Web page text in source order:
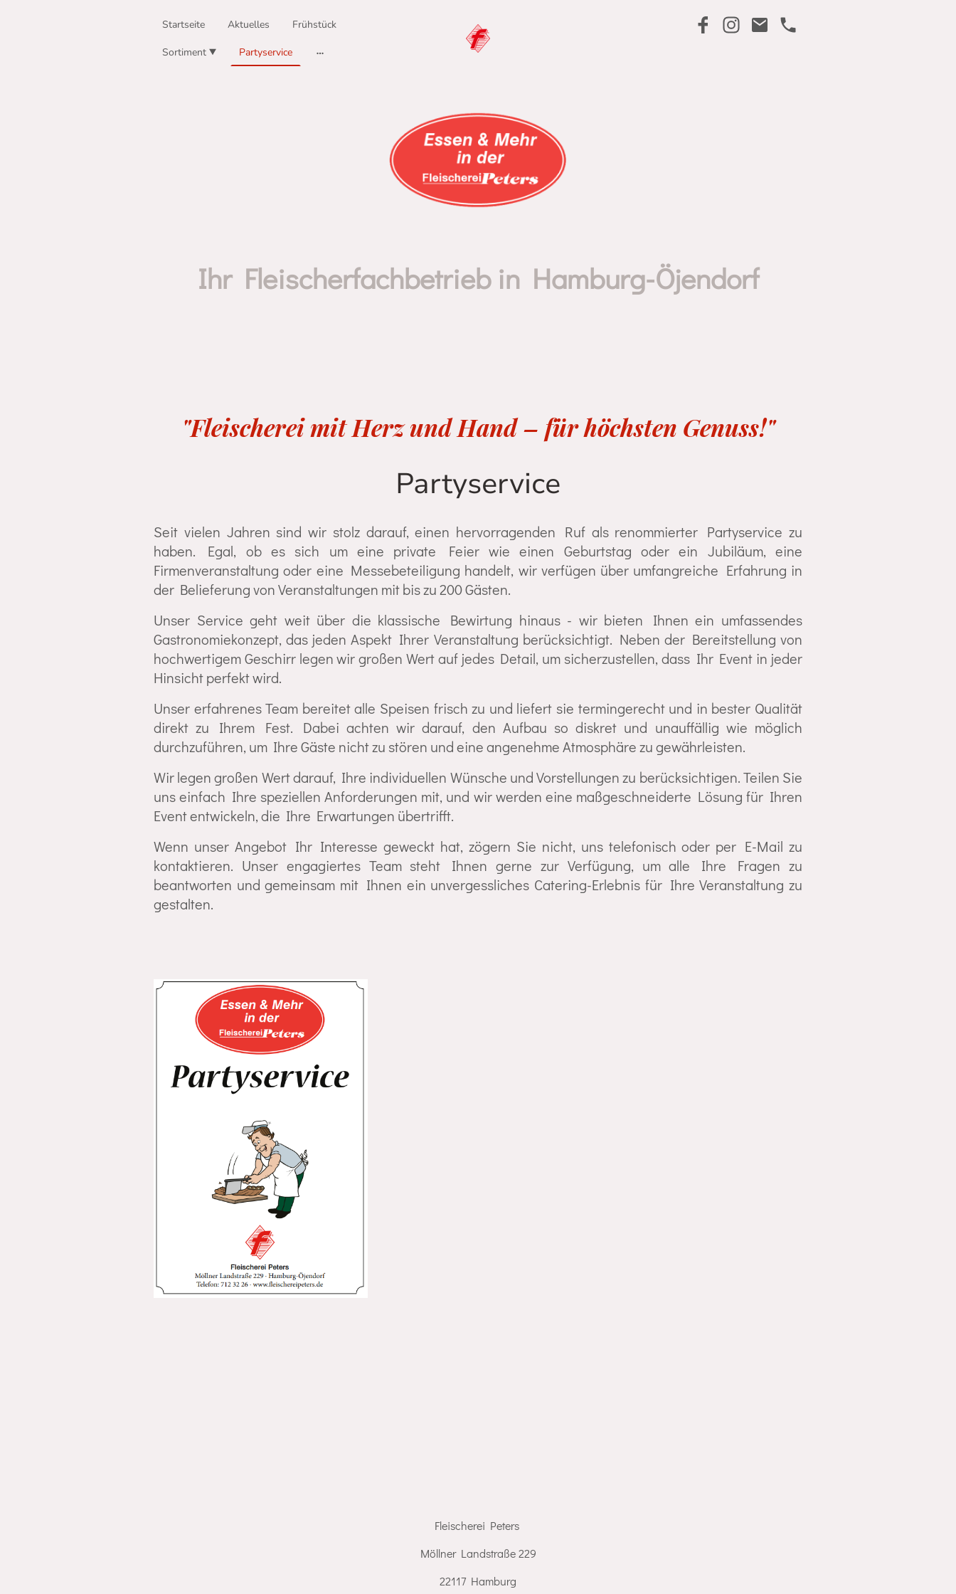
Startseite Aktuelles Frühstück
Sortiment Partyservice
Ihr Fleischerfachbetrieb in Hamburg-Öjendorf
"Fleischerei mit Herz und Hand – für höchsten Genuss!"
Partyservice
Seit vielen Jahren sind wir stolz darauf, einen hervorragenden Ruf als renommierter Partyservice zu
haben. Egal, ob es sich um eine private Feier wie einen Geburtstag oder ein Jubiläum, eine
Firmenveranstaltung oder eine Messebeteiligung handelt, wir verfügen über umfangreiche Erfahrung in
der Belieferung von Veranstaltungen mit bis zu 200 Gästen.
Unser Service geht weit über die klassische Bewirtung hinaus - wir bieten Ihnen ein umfassendes
Gastronomiekonzept, das jeden Aspekt Ihrer Veranstaltung berücksichtigt. Neben der Bereitstellung von
hochwertigem Geschirr legen wir großen Wert auf jedes Detail, um sicherzustellen, dass Ihr Event in jeder
Hinsicht perfekt wird.
Unser erfahrenes Team bereitet alle Speisen frisch zu und liefert sie termingerecht und in bester Qualität
direkt zu Ihrem Fest. Dabei achten wir darauf, den Aufbau so diskret und unauffällig wie möglich
durchzuführen, um Ihre Gäste nicht zu stören und eine angenehme Atmosphäre zu gewährleisten.
Wir legen großen Wert darauf, Ihre individuellen Wünsche und Vorstellungen zu berücksichtigen. Teilen Sie
uns einfach Ihre speziellen Anforderungen mit, und wir werden eine maßgeschneiderte Lösung für Ihren
Event entwickeln, die Ihre Erwartungen übertrifft.
Wenn unser Angebot Ihr Interesse geweckt hat, zögern Sie nicht, uns telefonisch oder per E-Mail zu
kontaktieren. Unser engagiertes Team steht Ihnen gerne zur Verfügung, um alle Ihre Fragen zu
beantworten und gemeinsam mit Ihnen ein unvergessliches Catering-Erlebnis für Ihre Veranstaltung zu
gestalten.
Fleischerei Peters
Möllner Landstraße 229
22117 Hamburg